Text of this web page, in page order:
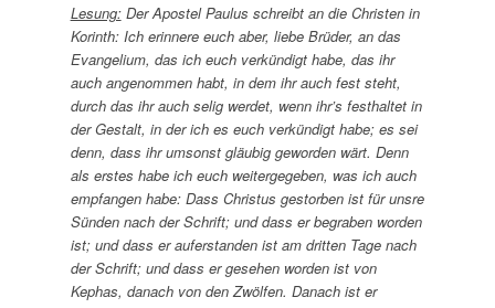
Lesung:Der Apostel Paulus schreibt an die Christen in
Korinth: Ich erinnere euch aber, liebe Brüder, an das
Evangelium, das ich euch verkündigt habe, das ihr
auch angenommen habt, in dem ihr auch fest steht,
durch das ihr auch selig werdet, wenn ihr’s festhaltet in
der Gestalt, in der ich es euch verkündigt habe; es sei
denn, dass ihr umsonst gläubig geworden wärt. Denn
als erstes habe ich euch weitergegeben, was ich auch
empfangen habe: Dass Christus gestorben ist für unsre
Sünden nach der Schrift; und dass er begraben worden
ist; und dass er auferstanden ist am dritten Tage nach
der Schrift; und dass er gesehen worden ist von
Kephas, danach von den Zwölfen. Danach ist er